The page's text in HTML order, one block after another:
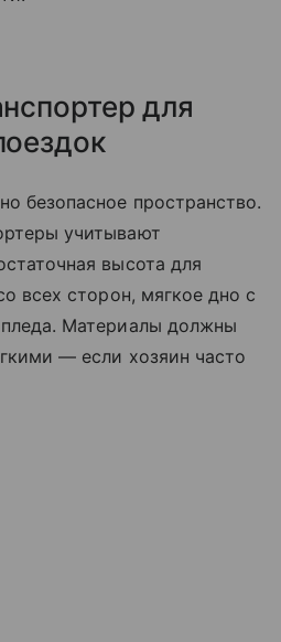
для
безопасное пространство.
учитывают
высота для
всех сторон, мягкое дно с
Материалы должны
— если хозяин часто